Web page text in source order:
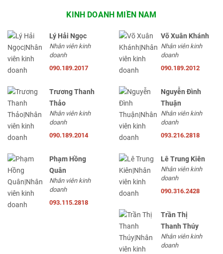
KINH DOANH MIỀN NAM
Lý Hải Ngọc
Nhân viên kinh
doanh
090.189.2017
Võ Xuân Khánh
Nhân viên kinh
doanh
090.189.2012
Trương Thanh
Thảo
Nhân viên kinh
doanh
090.189.2014
Nguyễn Đình
Thuận
Nhân viên kinh
doanh
093.216.2818
Phạm Hồng
Quân
Nhân viên kinh
doanh
093.115.2818
Lê Trung Kiên
Nhân viên kinh
doanh
090.316.2428
Trần Thị
Thanh Thúy
Nhân viên kinh
doanh